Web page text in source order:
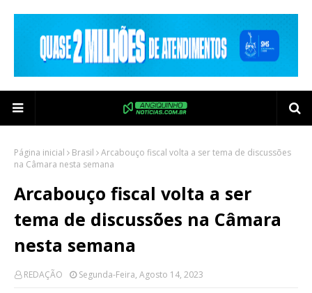
Página inicial Brasil
Arcabouço fiscal volta a ser tema de discussões
na Câmara nesta semana
Arcabouço fiscal volta a ser
tema de discussões na Câmara
nesta semana
REDAÇÃO Segunda-Feira, Agosto 14, 2023